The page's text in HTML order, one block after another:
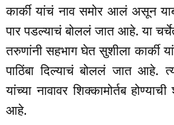
कार्की यांचं नाव समोर आलं असून
पार पडल्याचं बोललं जात आहे. या
तरुणांनी सहभाग घेत सुशीला कार्की
पाठिंबा दिल्याचं बोललं जात आहे.
यांच्या नावावर शिक्कामोर्तब
आहे.